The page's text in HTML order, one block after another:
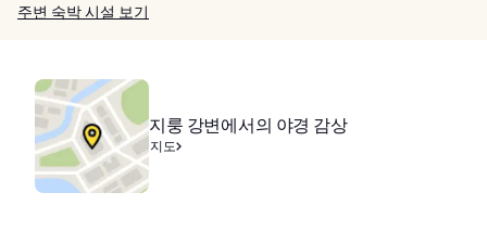
주변 숙박 시설 보기
지룽 강변에서의 야경 감상
지도